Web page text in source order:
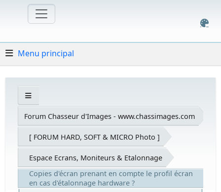
Menu principal
Forum Chasseur d'Images - www.chassimages.com
[ FORUM HARD, SOFT & MICRO Photo ]
Espace Ecrans, Moniteurs & Etalonnage
Copies d'écran prenant en compte le profil écran
en cas d'étalonnage hardware ?